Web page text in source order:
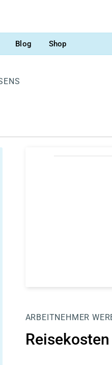
Blog Shop
ARBEITNEHMER
Reisekosten